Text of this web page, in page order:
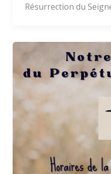
Résurrection du